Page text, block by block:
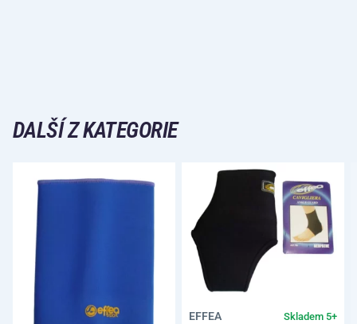
DALŠÍ Z KATEGORIE
EFFEA Skladem 5+